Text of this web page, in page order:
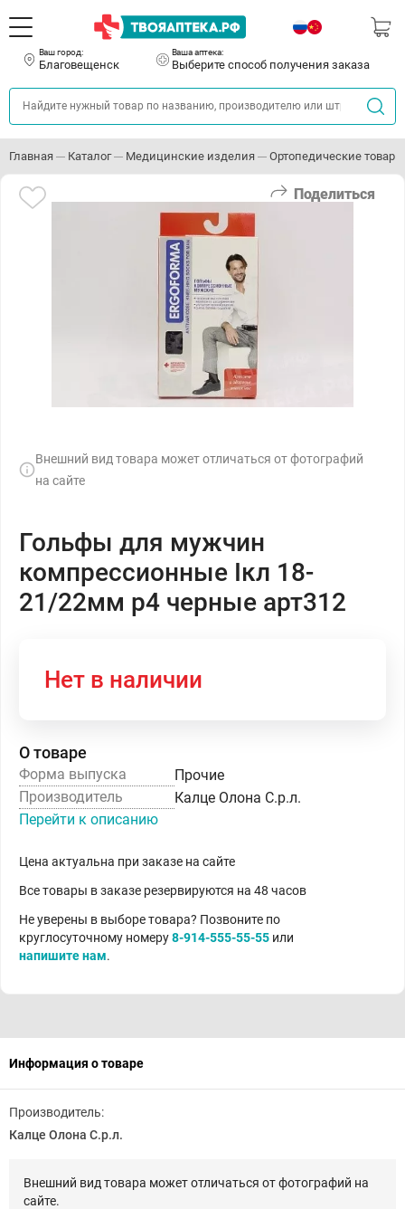
Ваш город:
Благовещенск
Ваша аптека:
Выберите способ получения заказа
Главная Каталог Медицинские изделия Ортопедические товары
Поделиться
Внешний вид товара может отличаться от фотографий
на сайте
Гольфы для мужчин
компрессионные Iкл 18-
21/22мм р4 черные арт312
Нет в наличии
О товаре
Форма выпуска
Прочие
Производитель
Калце Олона С.р.л.
Перейти к описанию
Цена актуальна при заказе на сайте
Все товары в заказе резервируются на 48 часов
Не уверены в выборе товара? Позвоните по
круглосуточному номеру8-914-555-55-55 или
напишите нам.
Информация о товаре
Производитель:
Калце Олона С.р.л.
Внешний вид товара может отличаться от фотографий на
сайте.